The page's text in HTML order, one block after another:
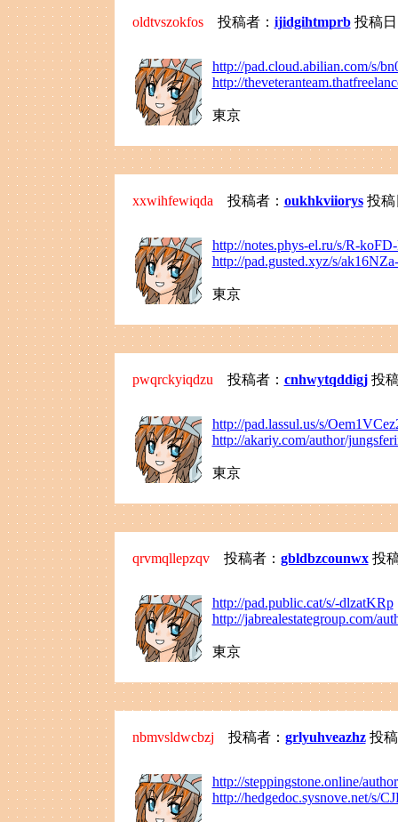
oldtvszokfos投稿者： ijidgihtmprb投稿日
http://pad.cloud.abilian.com/s/
http://
東京
xxwihfewiqda 投稿者： oukhkviiorys投稿
http://notes.phys-el.ru/s/R-
http://pad.gusted.xyz/s/
東京
pwqrckyiqdzu 投稿者： cnhwytqddigj投稿
http://pad.lassul.us/s/
http://akariy.com/author/
東京
qrvmqllepzqv投稿者： gbldbzcounwx投
http://pad.public.cat/s/-dlzatKRp
http://jabrealestategroup.com/
東京
nbmvsldwcbzj 投稿者： grlyuhveazhz投稿
http://steppingstone.online/
http://hedgedoc.sysnove.net/s/